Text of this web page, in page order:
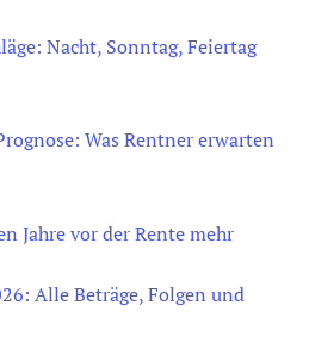
Nacht, Sonntag, Feiertag
Was Rentner erwarten
Jahre vor der Rente mehr
Alle Beträge, Folgen und